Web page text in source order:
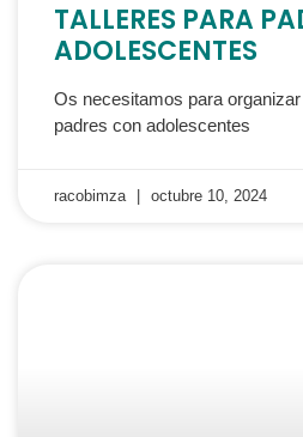
TALLERES PARA
ADOLESCENTES
Os necesitamos para
padres con adolescentes
racobimza octubre 10, 2024